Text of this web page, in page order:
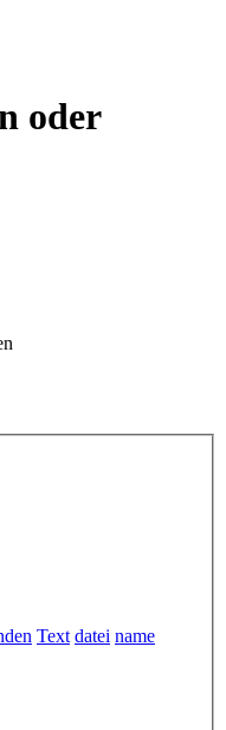
oder
Text datei name